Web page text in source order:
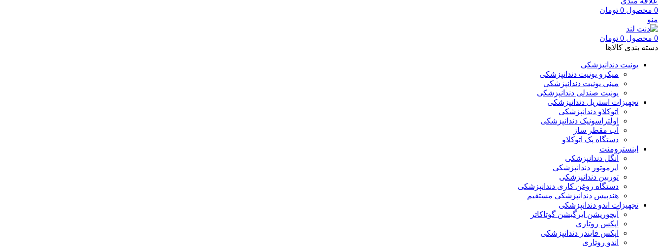
0 محصول 0 تومان
منو
0 محصول 0 تومان
دسته بندی کالاها
یونیت دندانپزشکی
میکرو یونیت دندانپزشکی
مینی یونیت دندانپزشکی
یونیت صندلی دندانپزشکی
تجهیزات استریل دندانپزشکی
اتوکلاو دندانپزشکی
اولتراسونیک دندانپزشکی
آب مقطر ساز
دستگاه پک اتوکلاو
اینسترومنت
آنگل دندانپزشکی
ایرموتور دندانپزشکی
توربین دندانپزشکی
دستگاه روغن کاری دندانپزشکی
هندپیس دندانپزشکی مستقیم
تجهیزات اندو دندانپزشکی
آبچوریشن ایرگیشن گوتاکاتر
اپکس روتاری
اپکس فایندر دندانپزشکی
اندو روتاری